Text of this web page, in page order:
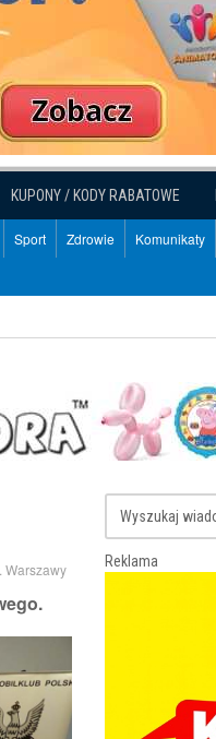
KUPONY / KODY RABATOWE
Sport Zdrowie Komunikaty
Warszawy Reklama